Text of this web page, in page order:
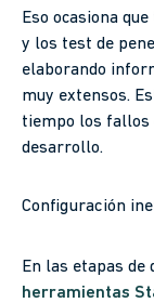
Eso ocasiona
y los test de
elaborando
muy extensos.
tiempo los fallos
desarrollo.
Configuración
En las etapas
herramientas